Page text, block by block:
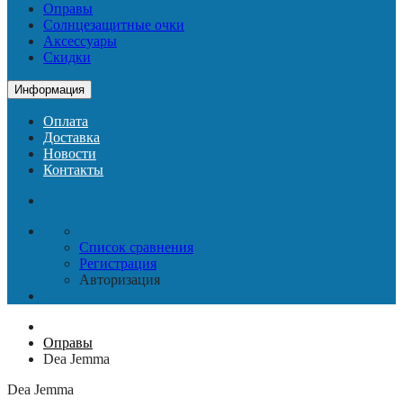
Оправы
Солнцезащитные очки
Аксессуары
Скидки
Информация
Оплата
Доставка
Новости
Контакты
Список сравнения
Регистрация
Авторизация
Оправы
Dea Jemma
Dea Jemma